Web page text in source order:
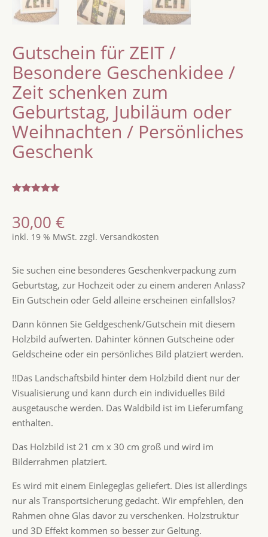
Gutschein für ZEIT /
Besondere Geschenkidee /
Zeit schenken zum
Geburtstag, Jubiläum oder
Weihnachten / Persönliches
Geschenk
von 5,
basierend
auf
30,00 €
inkl. 19 % MwSt. zzgl. Versandkosten
Sie suchen eine besonderes Geschenkverpackung zum
Geburtstag, zur Hochzeit oder zu einem anderen Anlass?
Ein Gutschein oder Geld alleine erscheinen einfallslos?
Dann können Sie Geldgeschenk/Gutschein mit diesem
Holzbild aufwerten. Dahinter können Gutscheine oder
Geldscheine oder ein persönliches Bild platziert werden.
!!Das Landschaftsbild hinter dem Holzbild dient nur der
Visualisierung und kann durch ein individuelles Bild
ausgetausche werden. Das Waldbild ist im Lieferumfang
enthalten.
Das Holzbild ist 21 cm x 30 cm groß und wird im
Bilderrahmen platziert.
Es wird mit einem Einlegeglas geliefert. Dies ist allerdings
nur als Transportsicherung gedacht. Wir empfehlen, den
Rahmen ohne Glas davor zu verschenken. Holzstruktur
und 3D Effekt kommen so besser zur Geltung.